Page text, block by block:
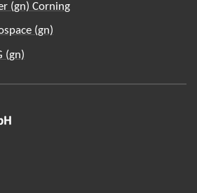
(gn) Corning
(gn)
(gn)